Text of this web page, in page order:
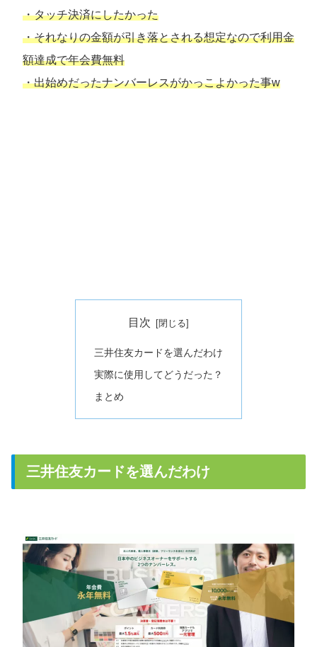
・タッチ決済にしたかった
・それなりの金額が引き落とされる想定なので利用金
額達成で年会費無料
・出始めだったナンバーレスがかっこよかった事w
目次
三井住友カードを選んだわけ
実際に使用してどうだった？
まとめ
三井住友カードを選んだわけ